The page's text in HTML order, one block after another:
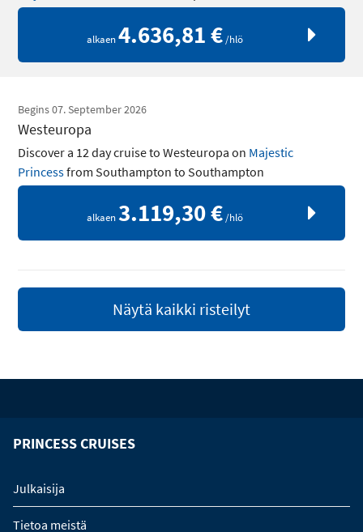
alkaen4.636,81 €/hlö
Begins 07. September 2026
Westeuropa
Discover a 12 day cruise to Westeuropa on Majestic
Princessfrom Southampton to Southampton
alkaen3.119,30 € /hlö
Näytä kaikki risteilyt
PRINCESS CRUISES
Julkaisija
Tietoa meistä